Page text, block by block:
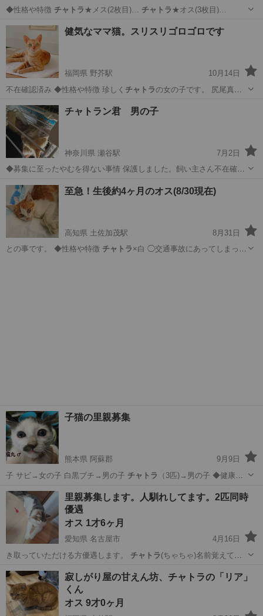
◆性格や特徴 チャトラ ★メス(2枚目)… チャトラ ★オス(3枚目)…
山形 東置賜郡 高畠駅 チャトラ
健気なママ猫。スリスリゴロゴロです
福岡県 野芥駅
10月14日
不在確認済み ◆性格や特徴 珍しく チャトラの女の子です。 尻尾真っ
福岡 福岡市 猫 有無
チャトラン君 男の子
神奈川県 瀬谷駅
7月2日
◆募集に至ったやむを得ない事情 保護しました。飼い主さん不在確認
２１日 生まれ 。 人に良く慣れていて、優しい。かまないです。 ◆
神奈川 横浜市 瀬谷駅
至急！生後約4ヶ月のオス(8/30現在)
高知県 土佐加茂駅
8月31日
との事です。 ◆性格や特徴 チャトラ ×白 ◯交通事故にあってしまった
子猫の里親募集
熊本県 阿蘇郡
9月9日
子 サビ→女の子 白黒ブチ→男の子 チャトラ
（3匹)→男の子 ◆健康状
熊本 阿蘇郡 猫 チャトラ
里親募集します。人馴れしてます。2匹同時
優遇
オス 1才6ヶ月
愛知県 名古屋市
4月16日
き取っていただける方優遇します。 チャトラ (ちゃちゃ)名前覚えてま
愛知 名古屋市 猫 同時
寂しがり屋の甘えん坊、チャトラの「リア」
くん
オス 9才0ヶ月